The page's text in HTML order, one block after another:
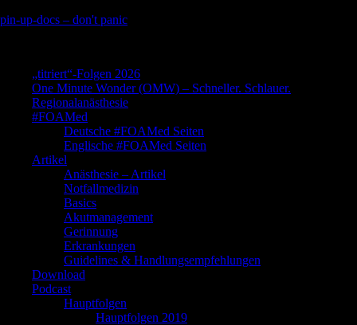
Skip
pin-up-docs – don't panic
„titriert“-Folgen 2026
One Minute Wonder (OMW) – Schneller. Schlauer.
Regionalanästhesie
#FOAMed
Deutsche #FOAMed Seiten
Englische #FOAMed Seiten
Artikel
Anästhesie – Artikel
Notfallmedizin
Basics
Akutmanagement
Gerinnung
Erkrankungen
Guidelines & Handlungsempfehlungen
Download
Podcast
Hauptfolgen
Hauptfolgen 2019